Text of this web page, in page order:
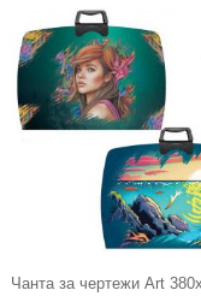
Чанта за чертежи Art